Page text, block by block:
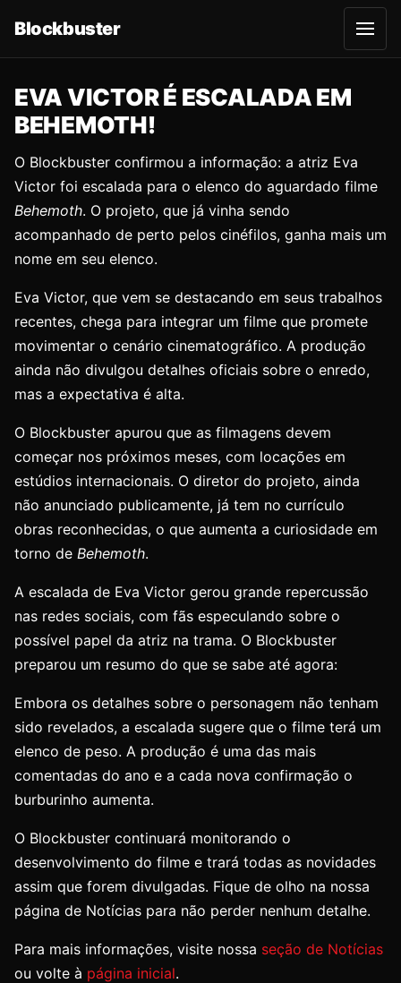
Blockbuster
A
b
r
EVA VICTOR É ESCALADA EM
BEHEMOTH!
O Blockbuster confirmou a informação: a atriz Eva
Victor foi escalada para o elenco do aguardado filme
Behemoth. O projeto, que já vinha sendo
acompanhado de perto pelos cinéfilos, ganha mais um
nome em seu elenco.
Eva Victor, que vem se destacando em seus trabalhos
recentes, chega para integrar um filme que promete
movimentar o cenário cinematográfico. A produção
ainda não divulgou detalhes oficiais sobre o enredo,
mas a expectativa é alta.
O Blockbuster apurou que as filmagens devem
começar nos próximos meses, com locações em
estúdios internacionais. O diretor do projeto, ainda
não anunciado publicamente, já tem no currículo
obras reconhecidas, o que aumenta a curiosidade em
torno de Behemoth.
A escalada de Eva Victor gerou grande repercussão
nas redes sociais, com fãs especulando sobre o
possível papel da atriz na trama. O Blockbuster
preparou um resumo do que se sabe até agora:
Embora os detalhes sobre o personagem não tenham
sido revelados, a escalada sugere que o filme terá um
elenco de peso. A produção é uma das mais
comentadas do ano e a cada nova confirmação o
burburinho aumenta.
O Blockbuster continuará monitorando o
desenvolvimento do filme e trará todas as novidades
assim que forem divulgadas. Fique de olho na nossa
página de Notícias para não perder nenhum detalhe.
Para mais informações, visite nossa seção de Notícias
ou volte à página inicial.